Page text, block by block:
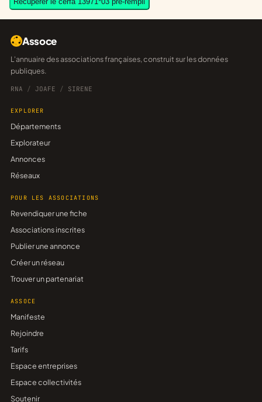
Assoce
L'annuaire des associations françaises, construit sur les données
publiques.
RNA / JOAFE / SIRENE
EXPLORER
Départements
Explorateur
Annonces
Réseaux
POUR LES ASSOCIATIONS
Revendiquer une fiche
Associations inscrites
Publier une annonce
Créer un réseau
Trouver un partenariat
ASSOCE
Manifeste
Rejoindre
Tarifs
Espace entreprises
Espace collectivités
Soutenir